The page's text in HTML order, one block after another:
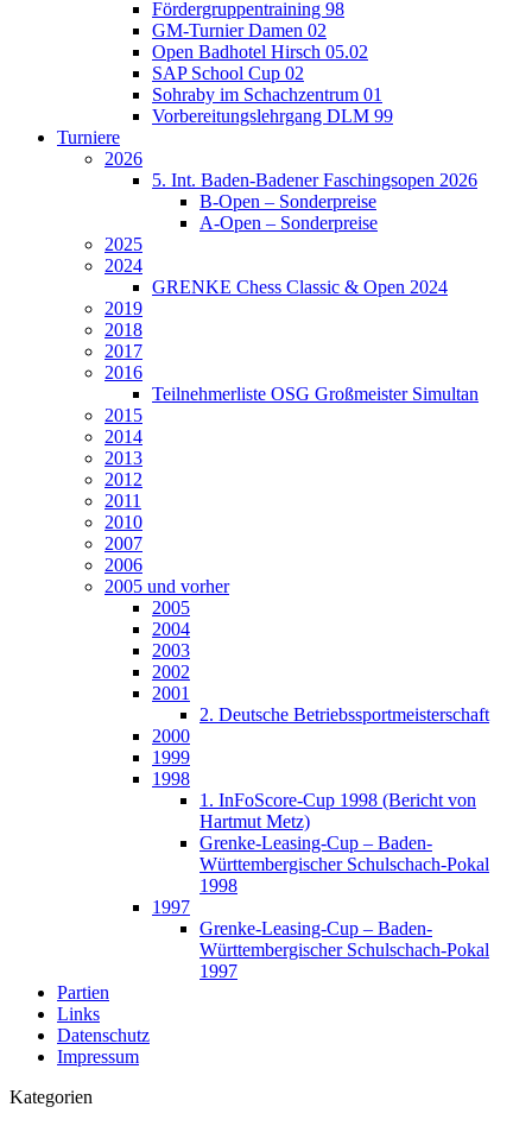
Fördergruppentraining 98
GM-Turnier Damen 02
Open Badhotel Hirsch 05.02
SAP School Cup 02
Sohraby im Schachzentrum 01
Vorbereitungslehrgang DLM 99
Turniere
2026
5. Int. Baden-Badener Faschingsopen 2026
B-Open – Sonderpreise
A-Open – Sonderpreise
2025
2024
GRENKE Chess Classic & Open 2024
2019
2018
2017
2016
Teilnehmerliste OSG Großmeister Simultan
2015
2014
2013
2012
2011
2010
2007
2006
2005 und vorher
2005
2004
2003
2002
2001
2. Deutsche Betriebssportmeisterschaft
2000
1999
1998
1. InFoScore-Cup 1998 (Bericht von
Hartmut Metz)
Grenke-Leasing-Cup – Baden-
Württembergischer Schulschach-Pokal
1998
1997
Grenke-Leasing-Cup – Baden-
Württembergischer Schulschach-Pokal
1997
Partien
Links
Datenschutz
Impressum
Kategorien